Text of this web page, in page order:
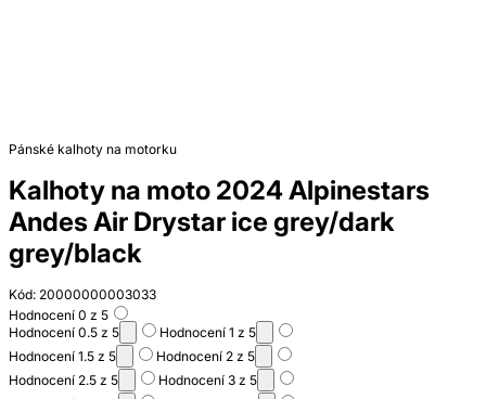
Pánské kalhoty na motorku
Kalhoty na moto 2024 Alpinestars
Andes Air Drystar ice grey/dark
grey/black
Kód: 20000000003033
Hodnocení 0 z 5
Hodnocení 0.5 z 5
Hodnocení 1 z 5
Hodnocení 1.5 z 5
Hodnocení 2 z 5
Hodnocení 2.5 z 5
Hodnocení 3 z 5